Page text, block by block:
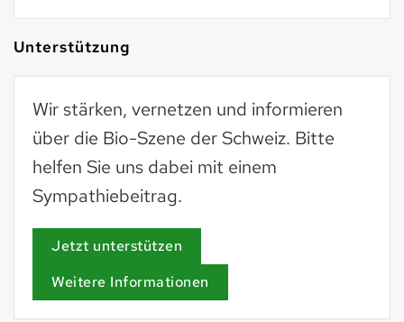
Unterstützung
Wir stärken, vernetzen und informieren
über die Bio-Szene der Schweiz. Bitte
helfen Sie uns dabei mit einem
Sympathiebeitrag.
Jetzt unterstützen
Weitere Informationen